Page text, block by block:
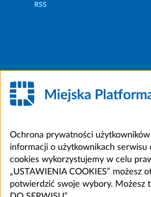
RSS
Miejska
Ochrona prywatności
informacji o użytkownikach serwisu
cookies wykorzystujemy w celu
„USTAWIENIA COOKIES”
potwierdzić swoje wybory. Możesz